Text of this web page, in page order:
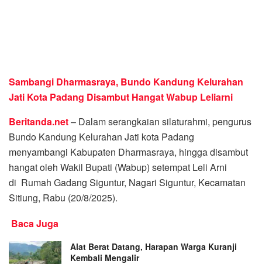
Sambangi Dharmasraya, Bundo Kandung Kelurahan
Jati Kota Padang Disambut Hangat Wabup Leliarni
Beritanda.net– Dalam serangkaian silaturahmi, pengurus
Bundo Kandung Kelurahan Jati kota Padang
menyambangi Kabupaten Dharmasraya, hingga disambut
hangat oleh Wakil Bupati (Wabup) setempat Leli Arni
di Rumah Gadang Siguntur, Nagari Siguntur, Kecamatan
Sitiung, Rabu (20/8/2025).
Baca Juga
Alat Berat Datang, Harapan Warga Kuranji
Kembali Mengalir